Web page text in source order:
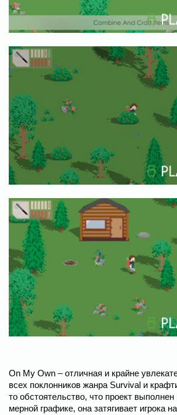
On My Own – отличная и крайне
всех поклонников жанра Survival и
то обстоятельство, что проект
мерной графике, она затягивает игрока